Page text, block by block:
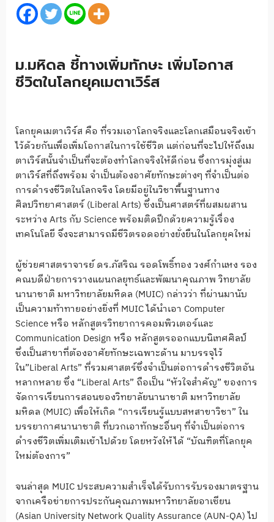
ม.มหิดล ชี้ทางเพิ่มทักษะ เพิ่มโอกาส
ชีวิตในโลกยุคเมตาเวิร์ส
โลกยุคเมตาเวิร์ส คือ ที่รวมเอาโลกจริงและโลกเสมือนจริงเข้า
ไว้ด้วยกันเพื่อเพิ่มโอกาสในการใช้ชีวิต แต่ก่อนที่จะไปให้ถึงเม
ตาเวิร์สนั้นจำเป็นที่จะต้องทำโลกจริงให้ดีก่อน ซึ่งการมุ่งสู่เม
ตาเวิร์สที่ถึงพร้อม จำเป็นต้องอาศัยทักษะต่างๆ ที่จำเป็นต่อ
การดำรงชีวิตในโลกจริง โดยมีอยู่ในวิชาพื้นฐานทาง
ศิลปวิทยาศาสตร์ (Liberal Arts) ซึ่งเป็นศาสตร์ที่ผสมผสาน
ระหว่าง Arts กับ Science พร้อมติดปีกด้วยความรู้เรื่อง
เทคโนโลยี จึงจะสามารถมีชีวิตรอดอย่างยั่งยืนในโลกยุคใหม่
ผู้ช่วยศาสตราจารย์ ดร.ภัสริณ รอดโพธิ์ทอง วงศ์กำแหง รอง
คณบดีฝ่ายการวางแผนกลยุทธ์และพัฒนาคุณภาพ วิทยาลัย
นานาชาติ มหาวิทยาลัยมหิดล (MUIC) กล่าวว่า ที่ผ่านมานับ
เป็นความท้าทายอย่างยิ่งที่ MUIC ได้นำเอา Computer
Science หรือ หลักสูตรวิทยาการคอมพิวเตอร์และ
Communication Design หรือ หลักสูตรออกแบบนิเทศศิลป์
ซึ่งเป็นสาขาที่ต้องอาศัยทักษะเฉพาะด้าน มาบรรจุไว้
ใน”Liberal Arts” ที่รวมศาสตร์ซึ่งจำเป็นต่อการดำรงชีวิตอัน
หลากหลาย ซึ่ง “Liberal Arts” ถือเป็น “หัวใจสำคัญ” ของการ
จัดการเรียนการสอนของวิทยาลัยนานาชาติ มหาวิทยาลัย
มหิดล (MUIC) เพื่อให้เกิด “การเรียนรู้แบบสหสาขาวิชา” ใน
บรรยากาศนานาชาติ ที่บวกเอาทักษะอื่นๆ ที่จำเป็นต่อการ
ดำรงชีวิตเพิ่มเติมเข้าไปด้วย โดยหวังให้ได้ “บัณฑิตที่โลกยุค
ใหม่ต้องการ”
จนล่าสุด MUIC ประสบความสำเร็จได้รับการรับรองมาตรฐาน
จากเครือข่ายการประกันคุณภาพมหาวิทยาลัยอาเซียน
(Asian University Network Quality Assurance (AUN-QA) ไป